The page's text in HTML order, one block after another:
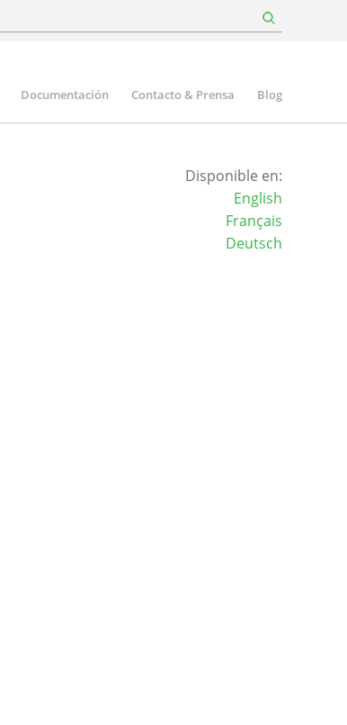
Documentación Contacto & Prensa Blog
Disponible en:
English
Français
Deutsch